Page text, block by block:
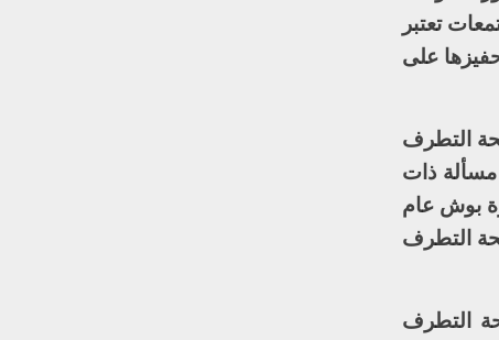
تعتبر
على
التطرف
ذات
بوش عام
التطرف
لمكافحة التطرف